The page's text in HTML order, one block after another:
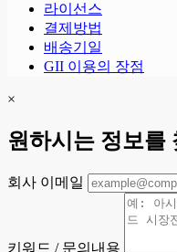
라이선스
결제방법
배송기일
GII 이용의 장점
×
원하시는 정보를
회사 이메일
키워드 / 문의내용